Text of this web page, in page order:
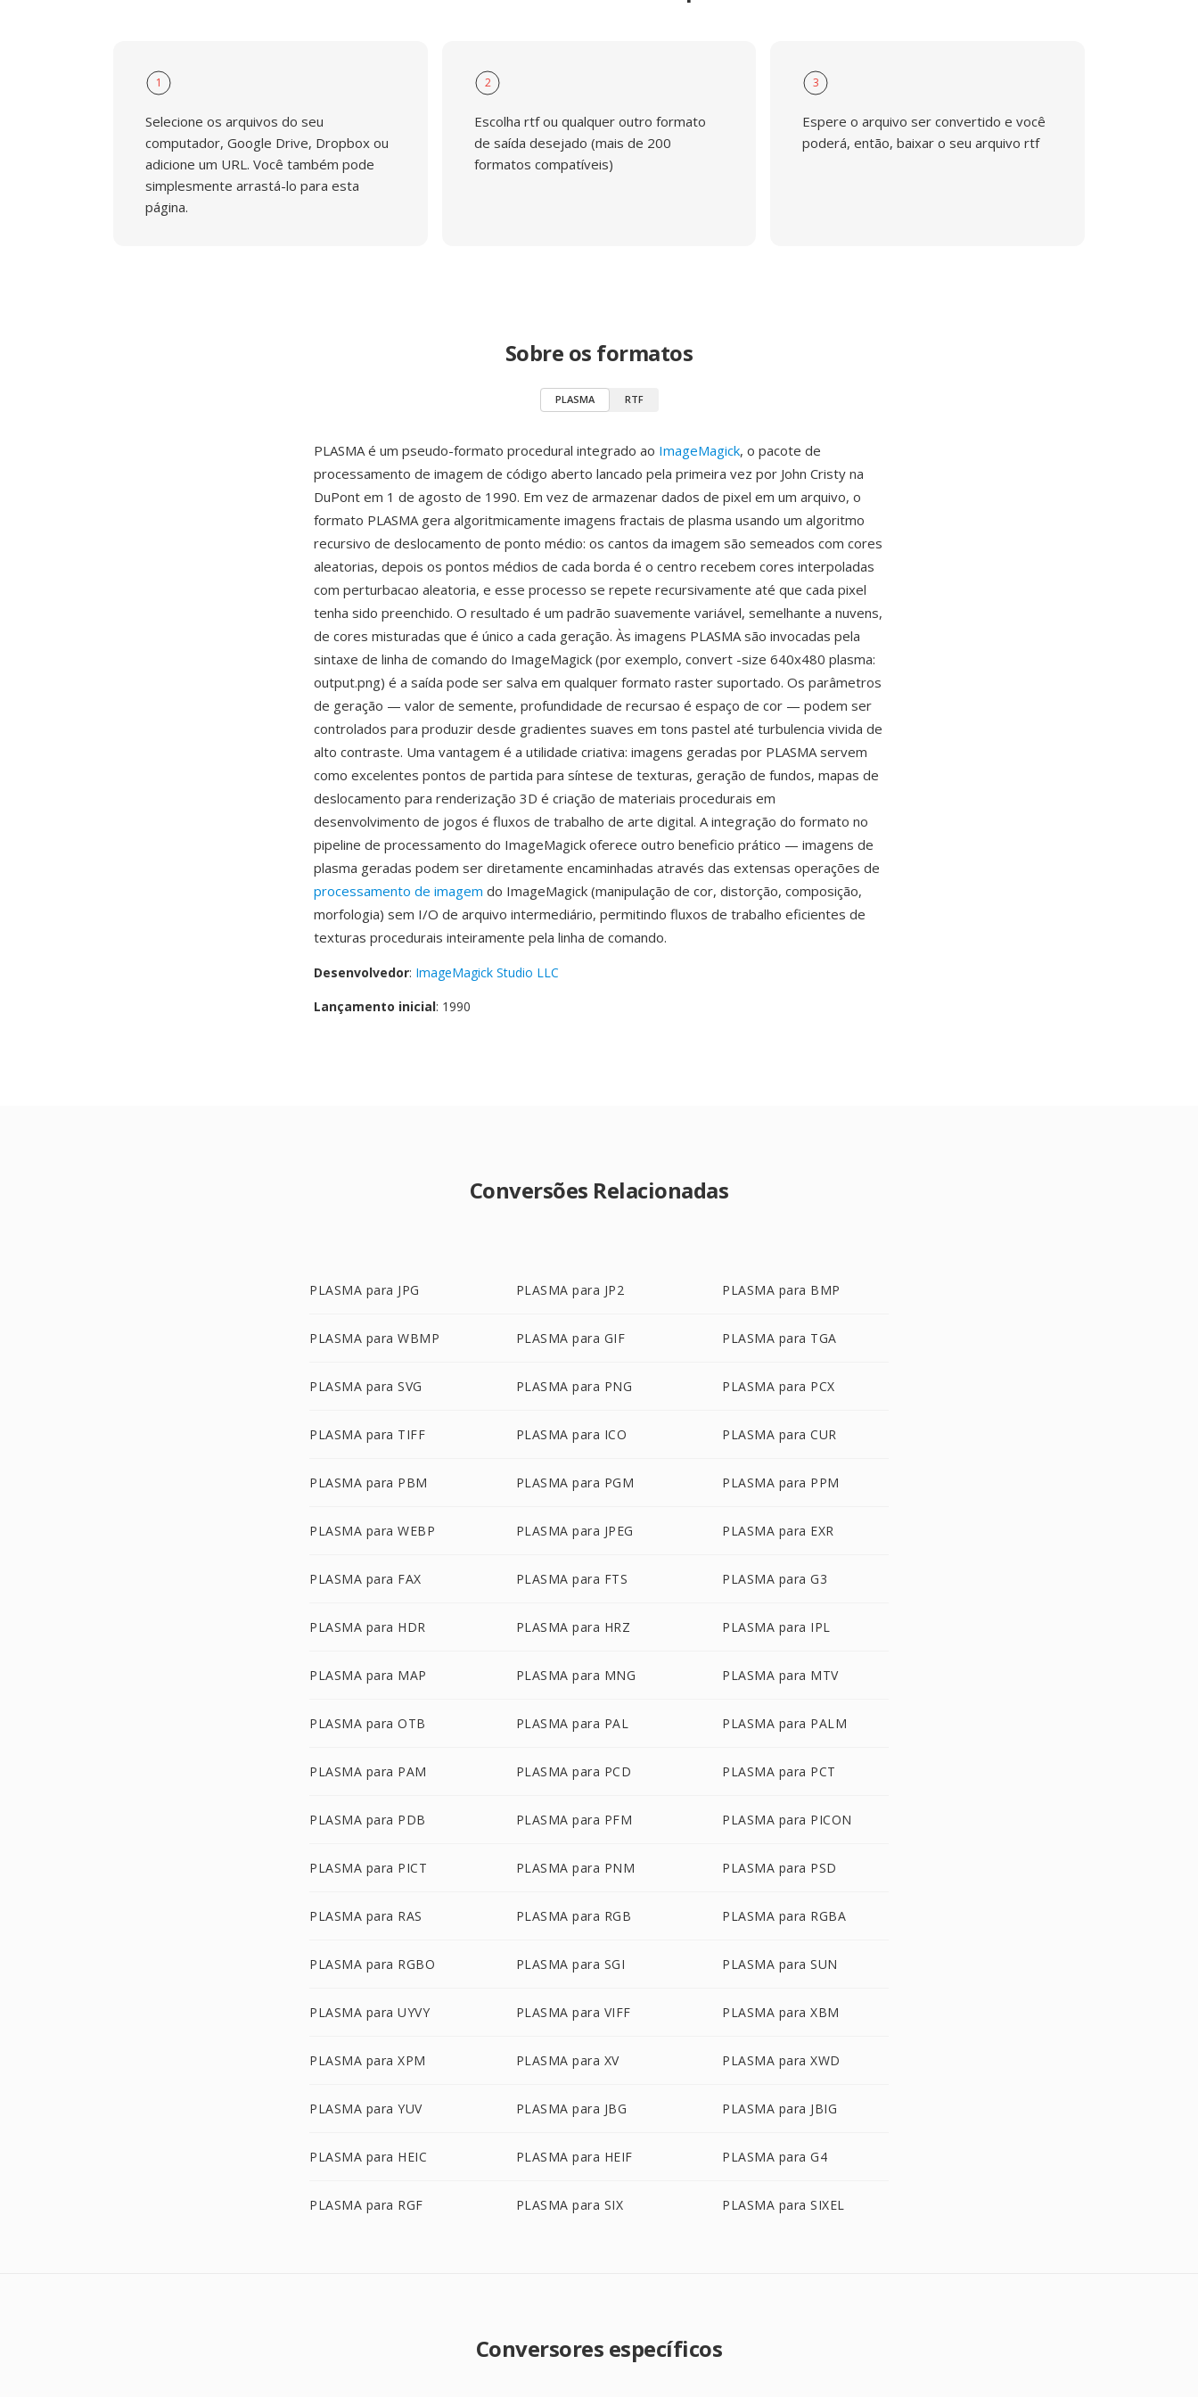
1
Selecione os arquivos do seu
computador, Google Drive, Dropbox ou
adicione um URL. Você também pode
simplesmente arrastá-lo para esta
página.
2
Escolha rtf ou qualquer outro formato
de saída desejado (mais de 200
formatos compatíveis)
3
Espere o arquivo ser convertido e você
poderá, então, baixar o seu arquivo rtf
Sobre os formatos
PLASMA RTF
PLASMA é um pseudo-formato procedural integrado ao ImageMagick, o pacote de
processamento de imagem de código aberto lancado pela primeira vez por John Cristy na
DuPont em 1 de agosto de 1990. Em vez de armazenar dados de pixel em um arquivo, o
formato PLASMA gera algoritmicamente imagens fractais de plasma usando um algoritmo
recursivo de deslocamento de ponto médio: os cantos da imagem são semeados com cores
aleatorias, depois os pontos médios de cada borda é o centro recebem cores interpoladas
com perturbacao aleatoria, e esse processo se repete recursivamente até que cada pixel
tenha sido preenchido. O resultado é um padrão suavemente variável, semelhante a nuvens,
de cores misturadas que é único a cada geração. Às imagens PLASMA são invocadas pela
sintaxe de linha de comando do ImageMagick (por exemplo, convert -size 640x480 plasma:
output.png) é a saída pode ser salva em qualquer formato raster suportado. Os parâmetros
de geração — valor de semente, profundidade de recursao é espaço de cor — podem ser
controlados para produzir desde gradientes suaves em tons pastel até turbulencia vivida de
alto contraste. Uma vantagem é a utilidade criativa: imagens geradas por PLASMA servem
como excelentes pontos de partida para síntese de texturas, geração de fundos, mapas de
deslocamento para renderização 3D é criação de materiais procedurais em
desenvolvimento de jogos é fluxos de trabalho de arte digital. A integração do formato no
pipeline de processamento do ImageMagick oferece outro beneficio prático — imagens de
plasma geradas podem ser diretamente encaminhadas através das extensas operações de
processamento de imagem do ImageMagick (manipulação de cor, distorção, composição,
morfologia) sem I/O de arquivo intermediário, permitindo fluxos de trabalho eficientes de
texturas procedurais inteiramente pela linha de comando.
Desenvolvedor: ImageMagick Studio LLC
Lançamento inicial: 1990
Conversões Relacionadas
PLASMA para JPG PLASMA para JP2 PLASMA para BMP
PLASMA para WBMP PLASMA para GIF PLASMA para TGA
PLASMA para SVG PLASMA para PNG PLASMA para PCX
PLASMA para TIFF PLASMA para ICO PLASMA para CUR
PLASMA para PBM PLASMA para PGM PLASMA para PPM
PLASMA para WEBP PLASMA para JPEG PLASMA para EXR
PLASMA para FAX PLASMA para FTS PLASMA para G3
PLASMA para HDR PLASMA para HRZ PLASMA para IPL
PLASMA para MAP PLASMA para MNG PLASMA para MTV
PLASMA para OTB PLASMA para PAL PLASMA para PALM
PLASMA para PAM PLASMA para PCD PLASMA para PCT
PLASMA para PDB PLASMA para PFM PLASMA para PICON
PLASMA para PICT PLASMA para PNM PLASMA para PSD
PLASMA para RAS PLASMA para RGB PLASMA para RGBA
PLASMA para RGBO PLASMA para SGI PLASMA para SUN
PLASMA para UYVY PLASMA para VIFF PLASMA para XBM
PLASMA para XPM PLASMA para XV PLASMA para XWD
PLASMA para YUV PLASMA para JBG PLASMA para JBIG
PLASMA para HEIC PLASMA para HEIF PLASMA para G4
PLASMA para RGF PLASMA para SIX PLASMA para SIXEL
Conversores específicos